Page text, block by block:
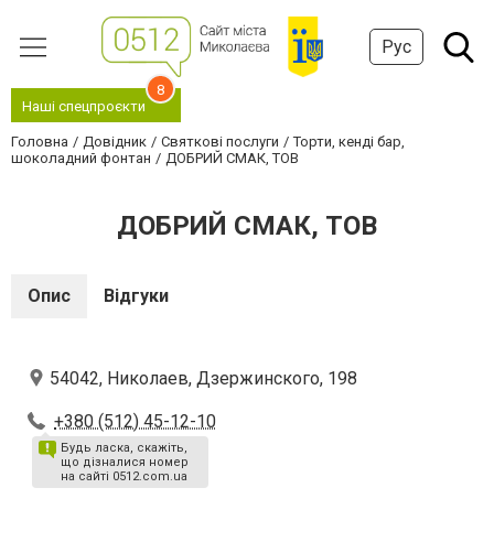
Рус
Наші спецпроєкти
8
Головна Довідник Святкові послуги
Торти, кенді бар,
шоколадний фонтан
ДОБРИЙ СМАК, ТОВ
ДОБРИЙ СМАК, ТОВ
Опис Відгуки
54042, Николаев, Дзержинского, 198
+380 (512) 45-12-10
Будь ласка, скажіть,
що дізналися номер
на сайті 0512.com.ua